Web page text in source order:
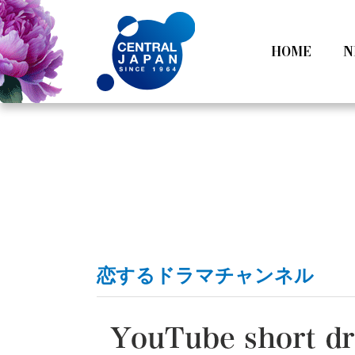
HOME
All
恋するドラマチャンネル